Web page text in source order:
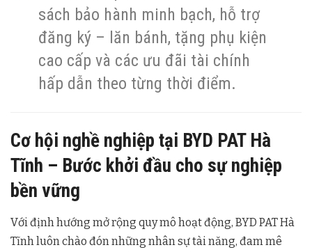
sách bảo hành minh bạch, hỗ trợ
đăng ký – lăn bánh, tặng phụ kiện
cao cấp và các ưu đãi tài chính
hấp dẫn theo từng thời điểm.
Cơ hội nghề nghiệp tại BYD PAT Hà
Tĩnh – Bước khởi đầu cho sự nghiệp
bền vững
Với định hướng mở rộng quy mô hoạt động, BYD PAT Hà
Tĩnh luôn chào đón những nhân sự tài năng, đam mê